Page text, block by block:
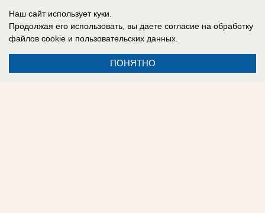
«Блокнот Молдова» предлагает подписаться на
наш телеграм-каналhttps://t.me/bloknotmd
новости в одном месте.
Наш сайт использует куки.
Продолжая его использовать, вы даете согласие на обработку
файлов cookie и пользовательских данных.
ПОНЯТНО